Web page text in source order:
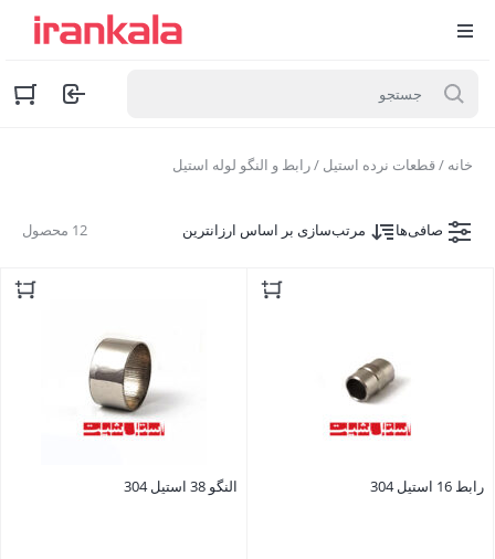
خانه /قطعات نرده استیل / رابط و النگو لوله استیل
12 محصول صافی‌ها مرتب‌سازی بر اساس ارزانترین
رابط 16 استیل 304 النگو 38 استیل 304